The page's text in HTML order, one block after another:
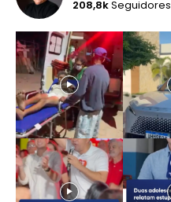
208,8kSeguidores